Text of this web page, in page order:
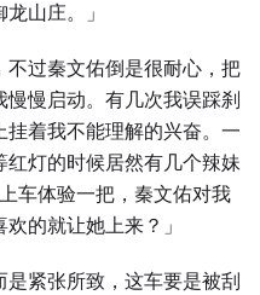
龙山庄。」
过秦文佑倒是很耐心，把
慢启动。有几次我误踩刹
着我不能理解的兴奋。一
灯的时候居然有几个辣妹
车体验一把，秦文佑对我
的就让她上来？」
紧张所致，这车要是被刮